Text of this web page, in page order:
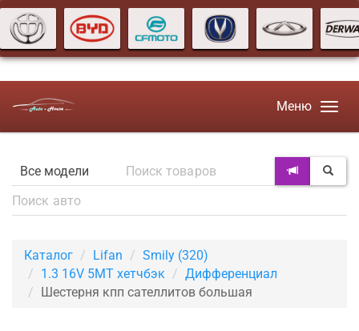
Меню
Каталог Lifan
Smily (320)
1.3 16V 5MT хетчбэк
Дифференциал
Шестерня кпп сателлитов большая